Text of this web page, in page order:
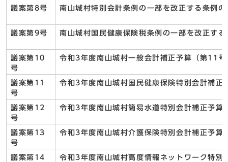
議案第8号 南山城村特別会計条例の一部を改正する条例の
議案第9号 南山城村国民健康保険税条例の一部を改正する
議案第10
号
令和3年度南山城村一般会計補正予算（第11号
議案第11
号
令和3年度南山城村国民健康保険特別会計補正
議案第12
号
令和3年度南山城村簡易水道特別会計補正予算
議案第13
号
令和3年度南山城村介護保険特別会計補正予算
議案第14
令和3年度南山城村高度情報ネットワーク特別